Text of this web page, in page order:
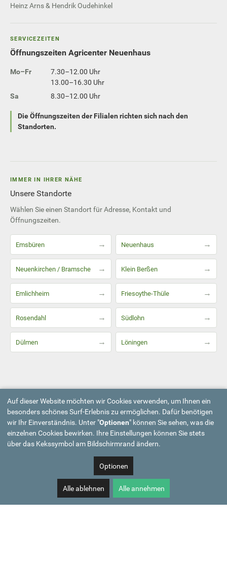
Heinz Arns & Hendrik Oudehinkel
SERVICEZEITEN
Öffnungszeiten Agricenter Neuenhaus
Mo–Fr
7.30–12.00 Uhr
13.00–16.30 Uhr
Sa
8.30–12.00 Uhr
Die Öffnungszeiten der Filialen richten sich nach den
Standorten.
IMMER IN IHRER NÄHE
Unsere Standorte
Wählen Sie einen Standort für Adresse, Kontakt und
Öffnungszeiten.
Emsbüren → Neuenhaus →
Neuenkirchen / Bramsche → Klein Berßen →
Emlichheim → Friesoythe-Thüle →
Rosendahl → Südlohn →
Dülmen → Löningen →
Auf dieser Website möchten wir Cookies verwenden, um Ihnen ein
besonders schönes Surf-Erlebnis zu ermöglichen. Dafür benötigen
wir Ihr Einverständnis. Unter "Optionen" können Sie sehen, was die
einzelnen Cookies bewirken. Ihre Einstellungen können Sie stets
über das Kekssymbol am Bildschirmrand ändern.
Optionen
Alle ablehnen Alle annehmen